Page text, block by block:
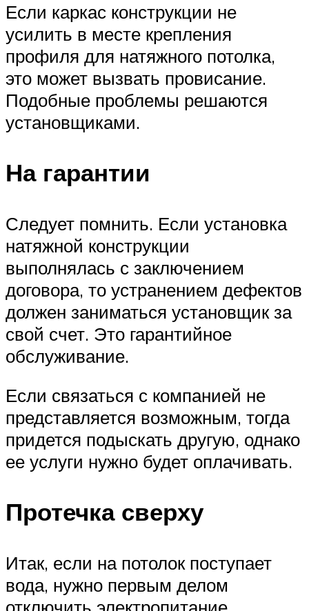
Если каркас конструкции не
усилить в месте крепления
профиля для натяжного потолка,
это может вызвать провисание.
Подобные проблемы решаются
установщиками.
На гарантии
Следует помнить. Если установка
натяжной конструкции
выполнялась с заключением
договора, то устранением дефектов
должен заниматься установщик за
свой счет. Это гарантийное
обслуживание.
Если связаться с компанией не
представляется возможным, тогда
придется подыскать другую, однако
ее услуги нужно будет оплачивать.
Протечка сверху
Итак, если на потолок поступает
вода, нужно первым делом
отключить электропитание.